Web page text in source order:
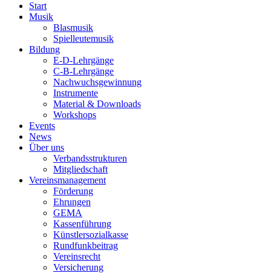
Start
Musik
Blasmusik
Spielleutemusik
Bildung
E-D-Lehrgänge
C-B-Lehrgänge
Nachwuchsgewinnung
Instrumente
Material & Downloads
Workshops
Events
News
Über uns
Verbandsstrukturen
Mitgliedschaft
Vereinsmanagement
Förderung
Ehrungen
GEMA
Kassenführung
Künstlersozialkasse
Rundfunkbeitrag
Vereinsrecht
Versicherung